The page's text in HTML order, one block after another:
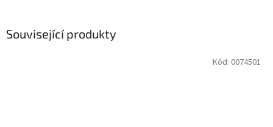
Související produkty
Kód: 0074501